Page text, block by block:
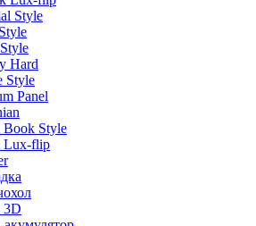
Style
Hard
Style
Panel
Style
Lux-flip
3D